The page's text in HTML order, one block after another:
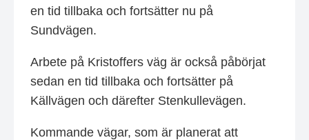
en tid tillbaka och fortsätter nu på
Sundvägen.
Arbete på Kristoffers väg är också påbörjat
sedan en tid tillbaka och fortsätter på
Källvägen och därefter Stenkullevägen.
Kommande vägar, som är planerat att